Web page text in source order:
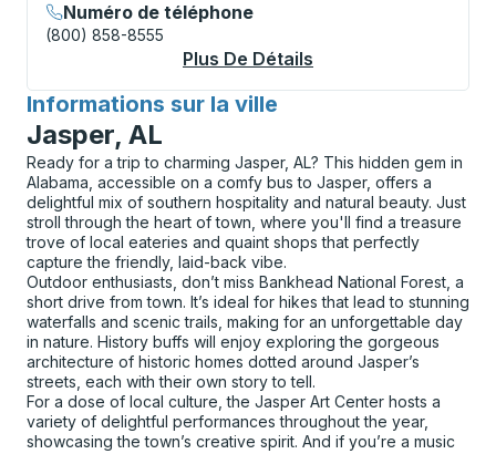
Numéro de téléphone
(800) 858-8555
Plus De Détails
Informations sur la ville
pour
Jasper, AL
Ready for a trip to charming Jasper, AL? This hidden gem in
Alabama, accessible on a comfy bus to Jasper, offers a
delightful mix of southern hospitality and natural beauty. Just
stroll through the heart of town, where you'll find a treasure
trove of local eateries and quaint shops that perfectly
capture the friendly, laid-back vibe.
Outdoor enthusiasts, don’t miss Bankhead National Forest, a
short drive from town. It’s ideal for hikes that lead to stunning
waterfalls and scenic trails, making for an unforgettable day
in nature. History buffs will enjoy exploring the gorgeous
architecture of historic homes dotted around Jasper’s
streets, each with their own story to tell.
For a dose of local culture, the Jasper Art Center hosts a
variety of delightful performances throughout the year,
showcasing the town’s creative spirit. And if you’re a music